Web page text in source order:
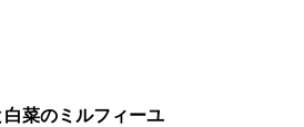
白菜のミルフィーユ